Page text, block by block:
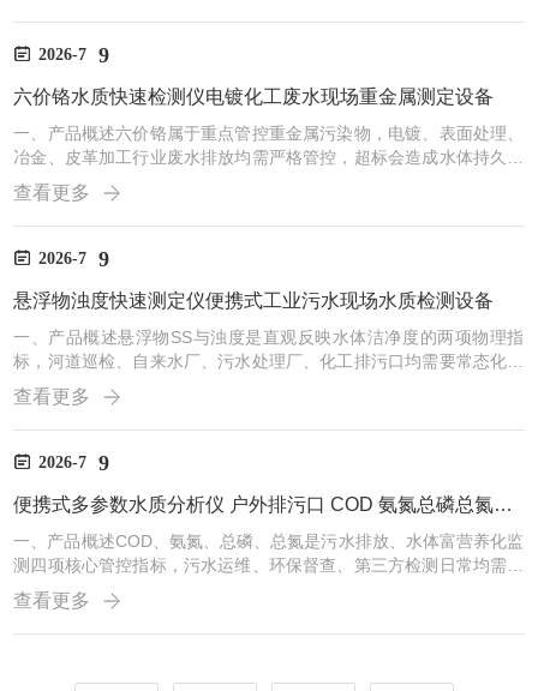
步覆盖二氧化氯指标，整机工业级防水手提结构，无需实验室预处
理，现场取水加试剂即可快速读数。设备自带大容量存储与内置打印
氮等其他饮用水指标。二、余氯、二氧化氯检测核心优势双显色方
2026-7 9
六价铬水质快速检测仪电镀化工废水现场重金属测定设备
一、产品概述六价铬属于重点管控重金属污染物，电镀、表面处理、
冶金、皮革加工行业废水排放均需严格管控，超标会造成水体持久毒
性污染。传统重金属检测设备体积大，仅能在实验室使用，环保督查
企业排污口时无法现场出具数据。一体化多参数水质检测仪搭载重金
属专用检测曲线，支持六价铬、总铬同步测定，分光检测搭配标准化
显色流程，整机工业级防水手提箱设计，可直接携带至工业园区排污
印模块，除重金属外，可拓展COD、氨氮、总磷等常规污水指标。...
查看更多
2026-7 9
悬浮物浊度快速测定仪便携式工业污水现场水质检测设备
一、产品概述悬浮物SS与浊度是直观反映水体洁净度的两项物理指
标，河道巡检、自来水厂、污水处理厂、化工排污口均需要常态化监
测。传统浊度、悬浮物检测需要分开操作，现场采样后带回实验室耗
时久，无法实时判断水体泥沙、悬浮污染物浓度。这款多参数水质检
测仪采用工业级防水手提一体化箱体，分光光路同步适配浊度散射检
测、悬浮物比色检测，一台设备即可同步完成两项物理指标筛查，还
控屏，进口冷光源运行稳定，内置锂电池支持户外无市电作业，配...
查看更多
2026-7 9
便携式多参数水质分析仪 户外排污口 COD 氨氮总磷总氮现场快检设备
‍一、产品概述COD、氨氮、总磷、总氮是污水排放、水体富营养化监
测四项核心管控指标，污水运维、环保督查、第三方检测日常均需要
同步检测。传统检测方式需要单独配备消解设备、多台分光仪器，整
套设备搬运繁琐，水样送检等待周期长，难以在工业园区排污口、河
道、污水处理现场快速获取检测数值。本款多参数水质检测仪采用工
可同步完成COD、氨氮、总磷、总氮四项常规指标检测，还可拓展浊
查看更多